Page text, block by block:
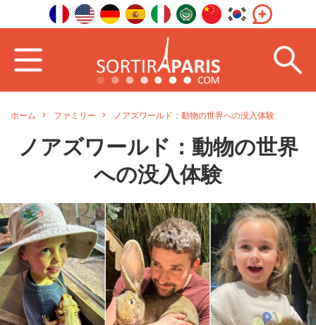
ホーム ファミリー ノアズワールド：動物の世界への没入体験
ノアズワールド：動物の世界
への没入体験